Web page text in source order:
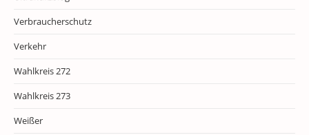
Verbraucherschutz
Verkehr
Wahlkreis 272
Wahlkreis 273
Weißer